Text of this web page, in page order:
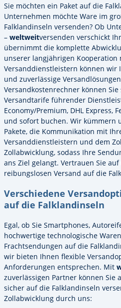
Sie möchten ein Paket auf die
Unternehmen möchte Ware im
Falklandinseln versenden? Ob
– weltweitversenden verschickt
übernimmt die komplette
unserer langjährigen
Versanddienstleistern können wir
und zuverlässige
Versandkostenrechner können
Versandtarife führender
Economy/Premium, DHL Express,
und sofort buchen. Wir kümmern
Pakete, die Kommunikation mit
Versanddienstleistern und dem
Zollabwicklung, sodass Ihre
ans Ziel gelangt. Vertrauen Sie
reibungslosen Versand auf die
Verschiedene
auf die Falklandinseln
Egal, ob Sie Smartphones,
hochwertige technologische
Frachtsendungen auf die
wir bieten Ihnen flexible
Anforderungen entsprechen. Mit
zuverlässigen Partner können Sie
sicher auf die Falklandinseln
Zollabwicklung durch uns: